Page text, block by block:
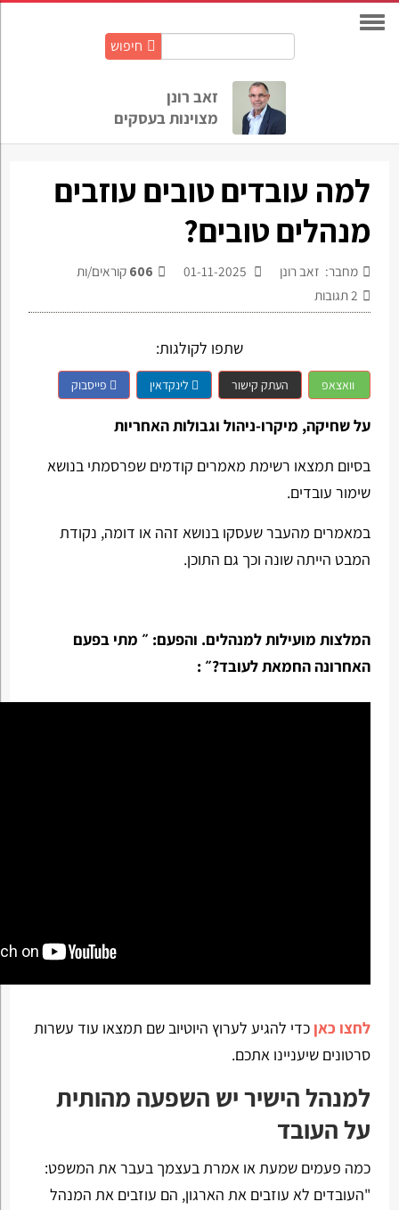
חיפוש
זאב רונן
מצוינות בעסקים
למה עובדים טובים עוזבים
מנהלים טובים?
מחבר: זאב רונן 606 קוראים/ות
2תגובות
שתפו לקולגות:
וואצאפ העתק קישור לינקדאין פייסבוק
על שחיקה, מיקרו-ניהול וגבולות האחריות
בסיום תמצאו רשימת מאמרים קודמים שפרסמתי בנושא
שימור עובדים.
במאמרים מהעבר שעסקו בנושא זהה או דומה, נקודת
המבט הייתה שונה וכך גם התוכן.
המלצות מועילות למנהלים. והפעם: ״ מתי בפעם
האחרונה החמאת לעובד?״ :
לחצו כאן כדי להגיע לערוץ היוטיוב שם תמצאו עוד עשרות
סרטונים שיעניינו אתכם.
למנהל הישיר יש השפעה מהותית
על העובד
כמה פעמים שמעת או אמרת בעצמך בעבר את המשפט:
"העובדים לא עוזבים את הארגון, הם עוזבים את המנהל